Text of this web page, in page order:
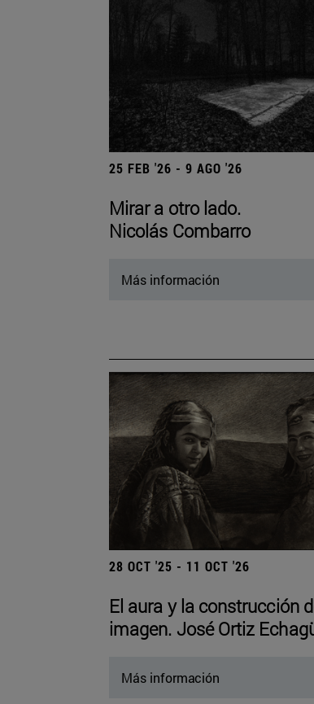
25 FEB '26 - 9 AGO '26
Mirar a otro lado.
Nicolás Combarro
Más información
28 OCT '25 - 11 OCT '26
El aura y la construcción
imagen. José Ortiz
Más información